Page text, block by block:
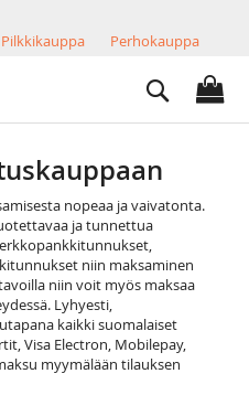
Pilkkikauppa
Perhokauppa
Search
nopeaa ja vaivatonta.
ja tunnettua
niin maksaminen
niin voit myös maksaa
Lyhyesti,
kaikki suomalaiset
Visa Electron, Mobilepay,
myymälään tilauksen